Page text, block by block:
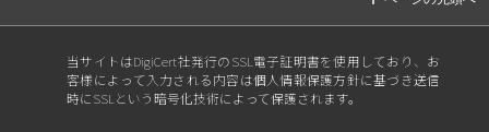
2026/05/30いよいよ明日。五感で味わうお茶会ライブ あと
2026/05/29 台湾へ、音を連れていきます｜6/1 壮行会ライ
当サイトはDigiCert社発行のSSL電子証明書を使用しており、お
客様によって入力される内容は個人情報保護方針に基づき送信
時にSSLという暗号化技術によって保護されます。